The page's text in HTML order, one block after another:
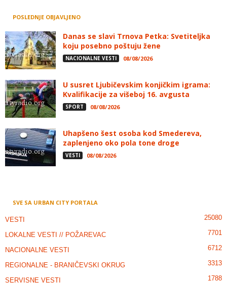
POSLEDNJE OBJAVLJENO
Danas se slavi Trnova Petka: Svetiteljka
koju posebno poštuju žene
NACIONALNE VESTI 08/08/2026
U susret Ljubičevskim konjičkim igrama:
Kvalifikacije za višeboj 16. avgusta
SPORT 08/08/2026
Uhapšeno šest osoba kod Smedereva,
zaplenjeno oko pola tone droge
VESTI 08/08/2026
SVE SA URBAN CITY PORTALA
VESTI 25080
LOKALNE VESTI // POŽAREVAC 7701
NACIONALNE VESTI 6712
REGIONALNE - BRANIČEVSKI OKRUG 3313
SERVISNE VESTI 1788